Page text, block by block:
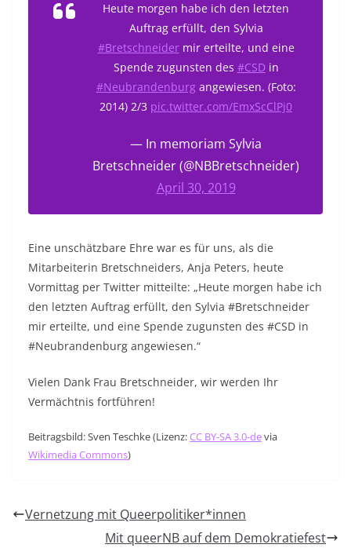
Heute morgen habe ich den letzten
Auftrag erfüllt, den Sylvia
#Bretschneidermir erteilte, und eine
Spende zugunsten des #CSD in
#Neubrandenburg angewiesen. (Foto:
2014) 2/3 pic.twitter.com/EmxScClPj0
— In memoriam Sylvia
Bretschneider (@NBBretschneider)
April 30, 2019
Eine unschätzbare Ehre war es für uns, als die
Mitarbeiterin Bretschneiders, Anja Peters, heute
Vormittag per Twitter mitteilte: „Heute morgen habe ich
den letzten Auftrag erfüllt, den Sylvia #Bretschneider
mir erteilte, und eine Spende zugunsten des #CSD in
#Neubrandenburg angewiesen.“
Vielen Dank Frau Bretschneider, wir werden Ihr
Vermächtnis fortführen!
Beitragsbild: Sven Teschke (Lizenz:CC BY-SA 3.0-devia
Wikimedia Commons)
Vernetzung mit Queerpolitiker*innen
Mit queerNB auf dem Demokratiefest